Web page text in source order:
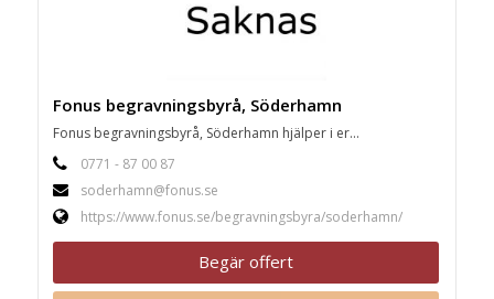
Fonus begravningsbyrå, Söderhamn
Fonus begravningsbyrå, Söderhamn hjälper i er...
0771 - 87 00 87
soderhamn@fonus.se
https://www.fonus.se/begravningsbyra/soderhamn/
Begär offert